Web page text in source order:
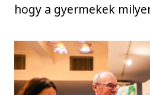
hogy a gyermekek